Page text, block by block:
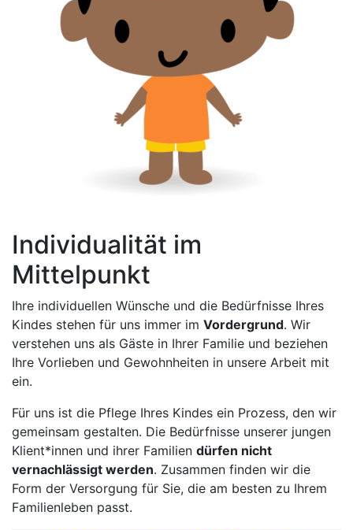
Individualität im
Mittelpunkt
Ihre individuellen Wünsche und die Bedürfnisse Ihres
Kindes stehen für uns immer im Vordergrund. Wir
verstehen uns als Gäste in Ihrer Familie und beziehen
Ihre Vorlieben und Gewohnheiten in unsere Arbeit mit
ein.
Für uns ist die Pflege Ihres Kindes ein Prozess, den wir
gemeinsam gestalten. Die Bedürfnisse unserer jungen
Klient*innen und ihrer Familien dürfen nicht
vernachlässigt werden. Zusammen finden wir die
Form der Versorgung für Sie, die am besten zu Ihrem
Familienleben passt.